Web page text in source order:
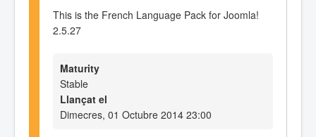
This is the French Language Pack for Joomla!
2.5.27
Maturity
Stable
Llançat el
Dimecres, 01 Octubre 2014 23:00